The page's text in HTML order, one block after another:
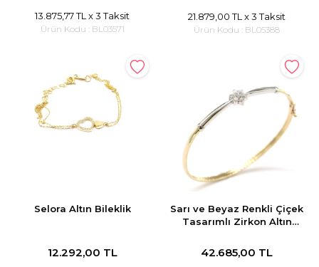
13.875,77 TLx 3 Taksit
Ürün Kodu : BL03571
21.879,00 TL x 3 Taksit
Ürün Kodu : BL05388
Selora Altın Bileklik
12.292,00 TL
Sarı ve Beyaz Renkli Çiçek
Tasarımlı Zirkon Altın
42.685,00 TL